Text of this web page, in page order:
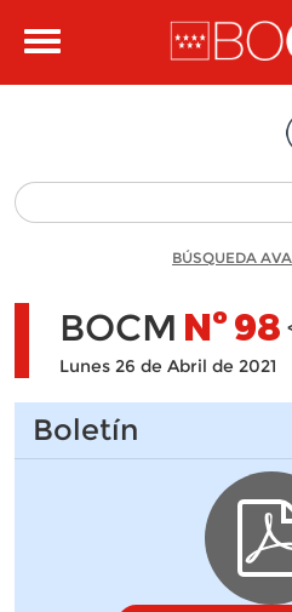
Toggle
BÚSQUEDA
BOCM Nº98
Lunes 26 de Abril de 2021
Boletín